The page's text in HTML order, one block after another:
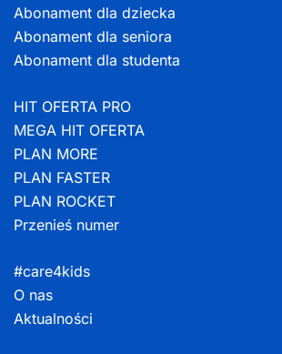
Abonament dla dziecka
Abonament dla seniora
Abonament dla studenta
HIT OFERTA PRO
MEGA HIT OFERTA
PLAN MORE
PLAN FASTER
PLAN ROCKET
Przenieś numer
#care4kids
O nas
Aktualności